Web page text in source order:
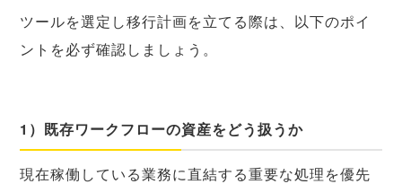
ツールを選定し移行計画を立てる際は、以下のポイ
ントを必ず確認しましょう。
1）既存ワークフローの資産をどう扱うか
現在稼働している業務に直結する重要な処理を優先